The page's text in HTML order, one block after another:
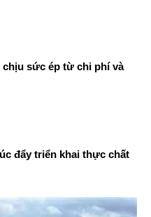
chịu sức ép từ chi phí và
đẩy triển khai thực chất